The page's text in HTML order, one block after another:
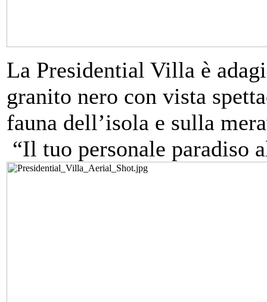
La Presidential Villa è
granito nero con vista
fauna dell’isola e sulla
“Il tuo personale paradiso